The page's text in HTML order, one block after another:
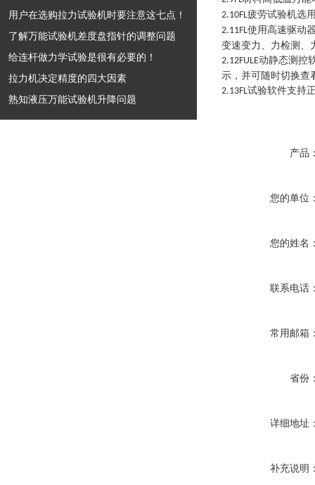
用户在选购拉力试验机时要注意这七点！
了解万能试验机差度盘指针的调整问题
给连杆做力学试验是很有必要的！
拉力机决定精度的四大因素
熟知液压万能试验机升降问题
2.10FL疲劳试验机选
2.11FL使用高速驱动
变速变力、力检测、
2.12FULE动静态测控
示，并可随时切换查
2.13FL试验软件支持
产品
您的单位
您的姓名
联系电话
常用邮箱
省份
详细地址
补充说明